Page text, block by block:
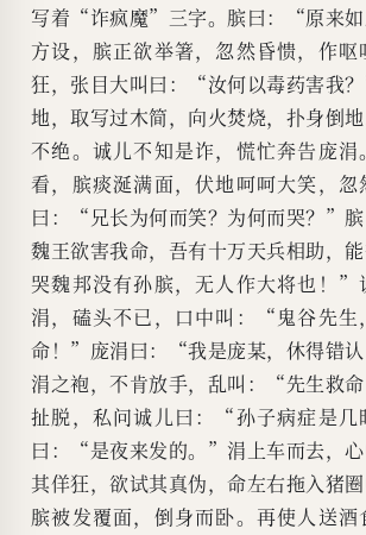
写着“诈疯魔”三字。膑曰：“原来
方设，膑正欲举箸，忽然昏愦，作呕
狂，张目大叫曰：“汝何以毒药害我
地，取写过木简，向火焚烧，扑身倒
不绝。诚儿不知是诈，慌忙奔告庞
看，膑痰涎满面，伏地呵呵大笑，忽
曰：“兄长为何而笑？为何而哭？”
魏王欲害我命，吾有十万天兵相助，
哭魏邦没有孙膑，无人作大将也！”
涓，磕头不已，口中叫：“鬼谷先生
命！”庞涓曰：“我是庞某，休得错
涓之袍，不肯放手，乱叫：“先生救
扯脱，私问诚儿曰：“孙子病症是
曰：“是夜来发的。”涓上车而去，
其佯狂，欲试其真伪，命左右拖入猪圈
膑被发覆面，倒身而卧。再使人送酒